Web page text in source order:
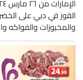
القوز في دبي على
والمخبوزات والفواكه